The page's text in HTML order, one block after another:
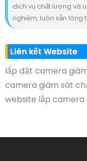
dịch vụ chất lượng và
nghiệm, luôn sẵn lòng
Liên kết Website
lắp đặt camera
camera giám sát
website lắp camera